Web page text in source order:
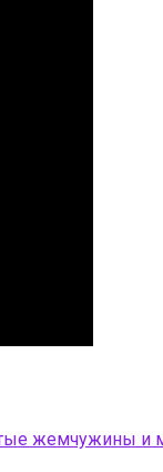
жемчужины